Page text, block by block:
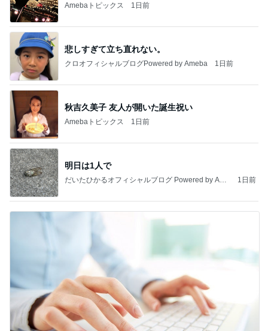
Amebaトピックス 1日前
悲しすぎて立ち直れない。
クロオフィシャルブログPowered by Ameba 1日前
秋吉久美子 友人が開いた誕生祝い
Amebaトピックス 1日前
明日は1人で
だいたひかるオフィシャルブログ Powered by Ame
1日前